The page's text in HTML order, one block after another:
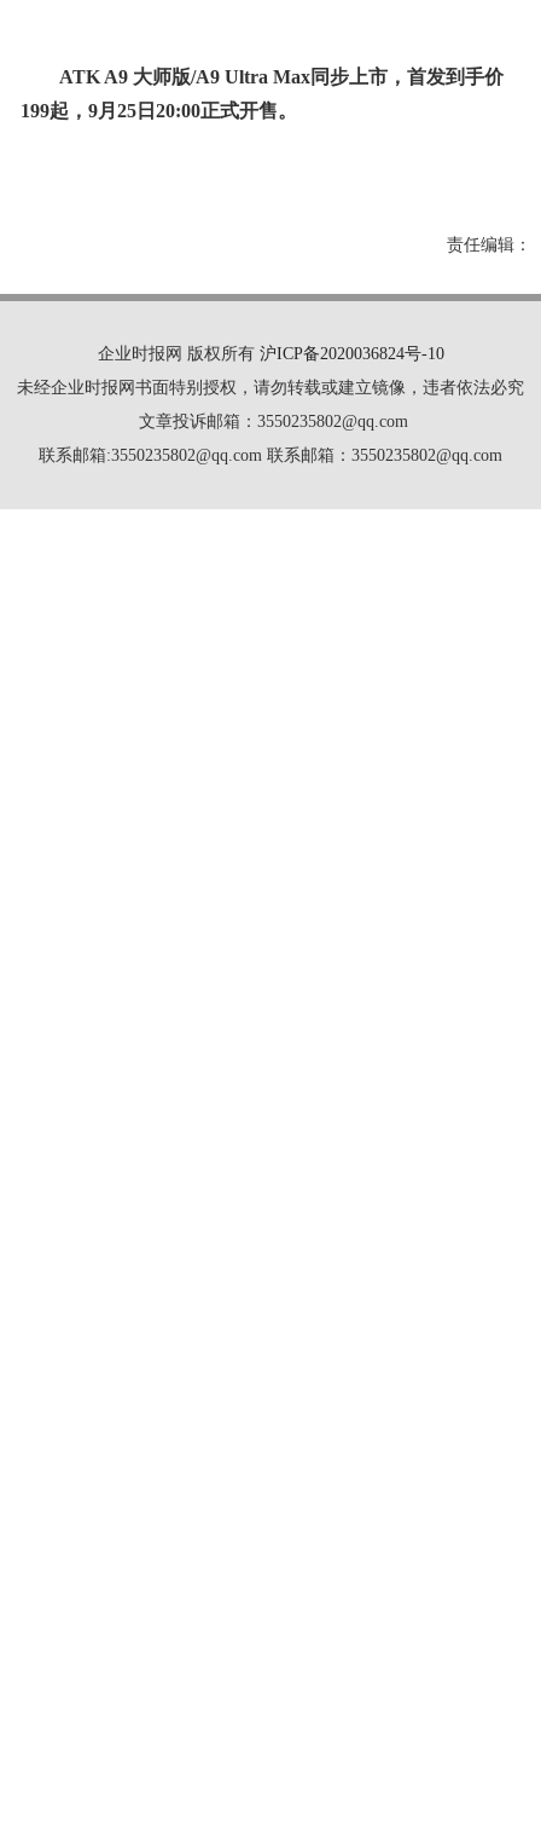
ATK A9 大师版/A9 Ultra Max同步上市，首发到手价
199起，9月25日20:00正式开售。
责任编辑：
企业时报网 版权所有 沪ICP备2020036824号-10
未经企业时报网书面特别授权，请勿转载或建立镜像，违者依法必究
文章投诉邮箱：3550235802@qq.com
联系邮箱:3550235802@qq.com 联系邮箱：3550235802@qq.com